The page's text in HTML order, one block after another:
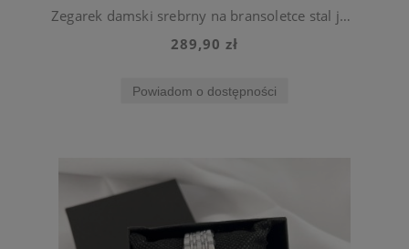
Zegarek damski srebrny na bransoletce stal jubilerska
289,90 zł
Powiadom o dostępności